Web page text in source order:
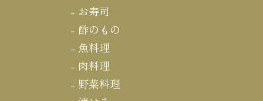
お寿司
酢のもの
魚料理
肉料理
野菜料理